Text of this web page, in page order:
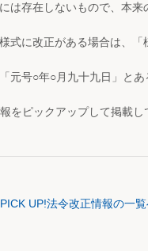
は存在しないもので、本来
式に改正がある場合は、「
元号○年○月九十九日」と
をピックアップして掲載し
PICK UP!法令改正情報の一